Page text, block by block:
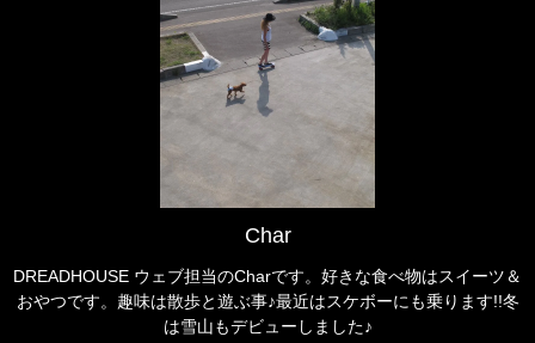
Char
DREADHOUSE ウェブ担当のCharです。好きな食べ物はスイーツ＆
おやつです。趣味は散歩と遊ぶ事♪最近はスケボーにも乗ります!!冬
は雪山もデビューしました♪